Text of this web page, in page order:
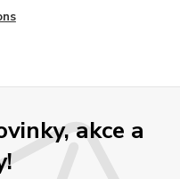
akce a